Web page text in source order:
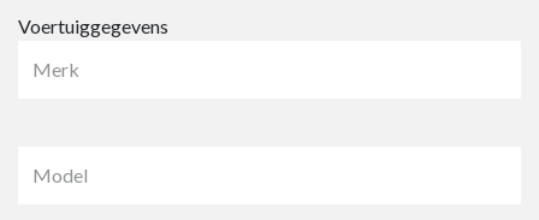
Voertuiggegevens